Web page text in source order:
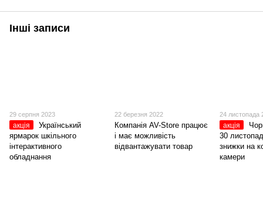
Інші записи
29 серпня 2023
акція
Український
ярмарок шкільного
інтерактивного
обладнання
22 березня 2022
Компанія AV-Store працює
і має можливість
відвантажувати товар
24 листопада
акція
30
знижки на
камери